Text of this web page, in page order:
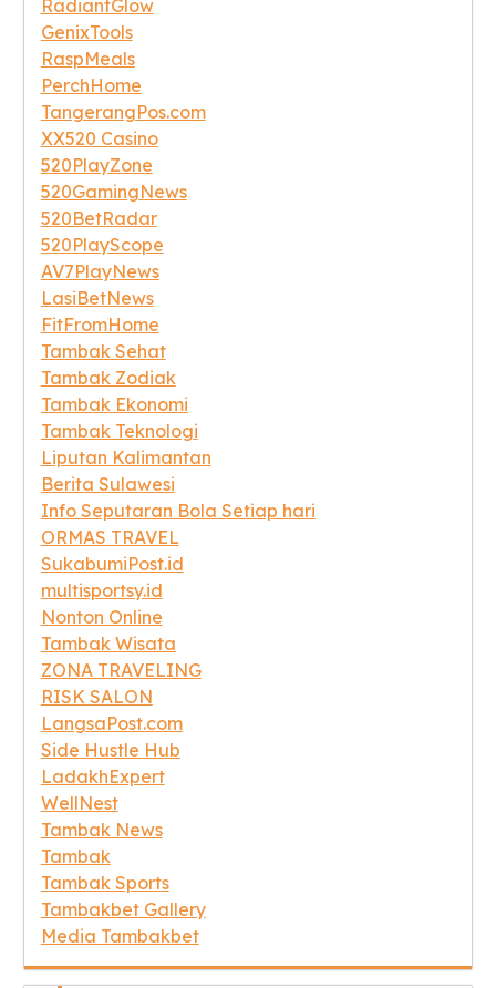
RadiantGlow
GenixTools
RaspMeals
PerchHome
TangerangPos.com
XX520 Casino
520PlayZone
520GamingNews
520BetRadar
520PlayScope
AV7PlayNews
LasiBetNews
FitFromHome
Tambak Sehat
Tambak Zodiak
Tambak Ekonomi
Tambak Teknologi
Liputan Kalimantan
Berita Sulawesi
Info Seputaran Bola Setiap hari
ORMAS TRAVEL
SukabumiPost.id
multisportsy.id
Nonton Online
Tambak Wisata
ZONA TRAVELING
RISK SALON
LangsaPost.com
Side Hustle Hub
LadakhExpert
WellNest
Tambak News
Tambak
Tambak Sports
Tambakbet Gallery
Media Tambakbet